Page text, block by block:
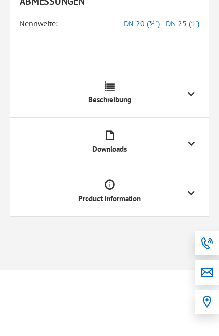
Nennweite: DN 20 (¾") - DN 25 (1")
Beschreibung
Downloads
Product information